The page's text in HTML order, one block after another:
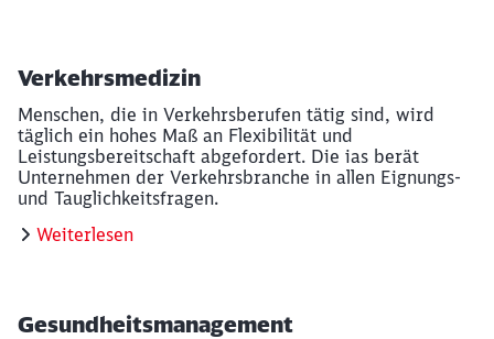
Verkehrsmedizin
Menschen, die in Verkehrsberufen tätig sind, wird
täglich ein hohes Maß an Flexibilität und
Leistungsbereitschaft abgefordert. Die ias berät
Unternehmen der Verkehrsbranche in allen Eignungs-
und Tauglichkeitsfragen.
Weiterlesen
Gesundheitsmanagement
werden?
Abbrechen Weiter